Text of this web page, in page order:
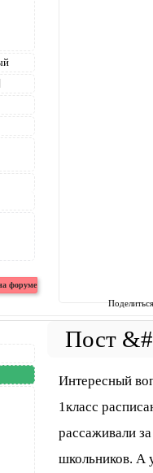
Интересный
1класс
рассаживали
школьников. А